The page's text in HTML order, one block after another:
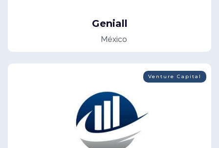
Geniall
México
Venture Capital